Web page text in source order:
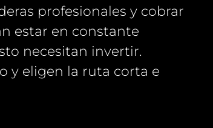
profesionales y cobrar
estar en constante
necesitan invertir.
y eligen la ruta corta e